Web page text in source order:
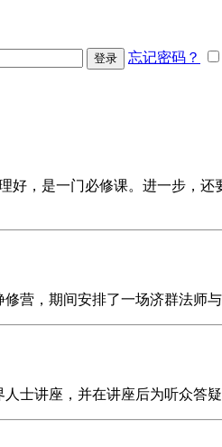
登录
忘记密码？
好，是一门必修课。进一步，
修营，期间安排了一场济群法师
人士讲座，并在讲座后为听众答